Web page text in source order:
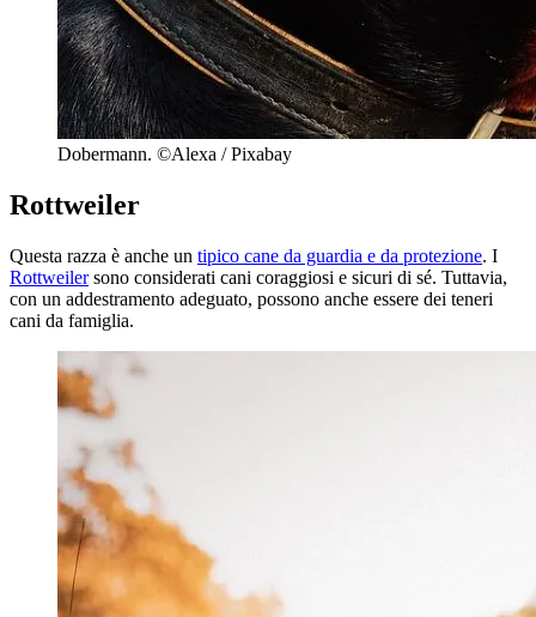
Dobermann. ©Alexa / Pixabay
Rottweiler
Questa razza è anche un tipico cane da guardia e da protezione. I
Rottweilersono considerati cani coraggiosi e sicuri di sé. Tuttavia,
con un addestramento adeguato, possono anche essere dei teneri
cani da famiglia.